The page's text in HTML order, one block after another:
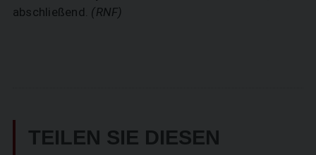
abschließend. (RNF)
TEILEN SIE DIESEN